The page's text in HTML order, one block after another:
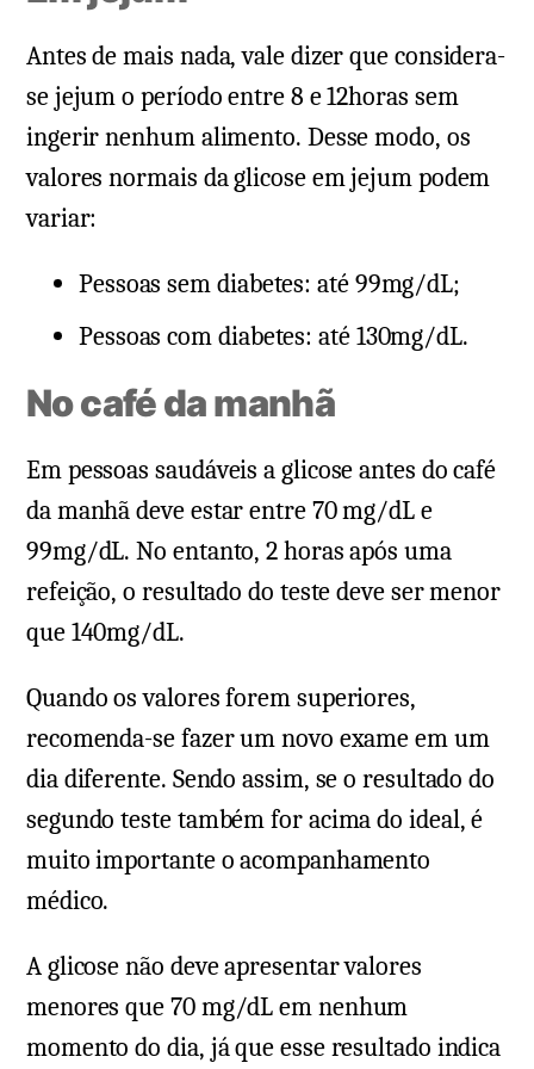
Antes de mais nada, vale dizer que considera-
se jejum o período entre 8 e 12horas sem
ingerir nenhum alimento. Desse modo, os
valores normais da glicose em jejum podem
variar:
Pessoas sem diabetes: até 99mg/dL;
Pessoas com diabetes: até 130mg/dL.
No café da manhã
Em pessoas saudáveis a glicose antes do café
da manhã deve estar entre 70 mg/dL e
99mg/dL. No entanto, 2 horas após uma
refeição, o resultado do teste deve ser menor
que 140mg/dL.
Quando os valores forem superiores,
recomenda-se fazer um novo exame em um
dia diferente. Sendo assim, se o resultado do
segundo teste também for acima do ideal, é
muito importante o acompanhamento
médico.
A glicose não deve apresentar valores
menores que 70 mg/dL em nenhum
momento do dia, já que esse resultado indica